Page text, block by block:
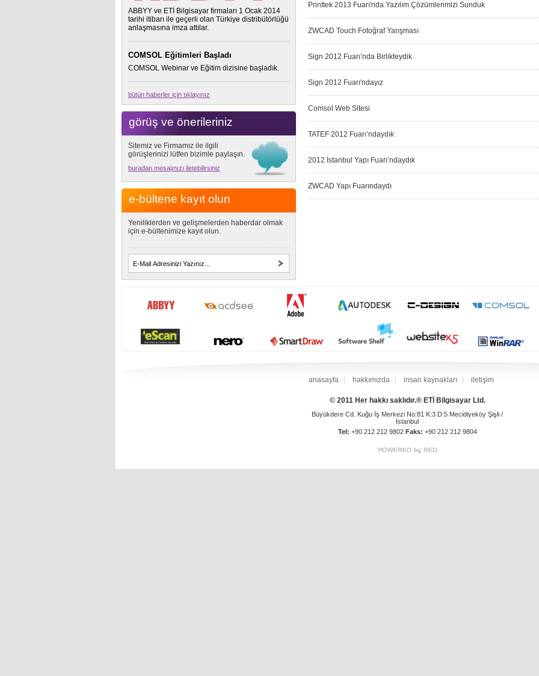
Printtek 2013 Fuarı'nda Yazılım Çözümlerimizi Sunduk
ZWCAD Touch Fotoğraf Yarışması
Sign 2012 Fuarı’nda Birlikteydik
Sign 2012 Fuarı'ndayız
Comsol Web Sitesi
TATEF 2012 Fuarı’ndaydık
2012 İstanbul Yapı Fuarı’ndaydık
ZWCAD Yapı Fuarındaydı
ABBYY ve ETİ Bilgisayar firmaları 1 Ocak 2014
tarihi itibarı ile geçerli olan Türkiye distribütörlüğü
anlaşmasına imza attılar.
COMSOL Eğitimleri Başladı
COMSOL Webinar ve Eğitim dizisine başladık.
bütün haberler için tıklayınız
görüş ve önerileriniz
Sitemiz ve Firmamız ile ilgili
görüşlerinizi lütfen bizimle paylaşın.
buradan mesajınızı iletebilirsiniz
e-bültene kayıt olun
Yeniliklerden ve gelişmelerden haberdar olmak
için e-bültenimize kayıt olun.
anasayfa hakkımızda insan kaynakları iletişim
© 2011 Her hakkı saklıdır.® ETİ Bilgisayar Ltd.
Büyükdere Cd. Kuğu İş Merkezi No:81 K:3 D:5 Mecidiyeköy Şişli /
İstanbul
Tel: +90 212 212 9802 Faks: +90 212 212 9804